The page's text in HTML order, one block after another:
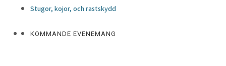
Stugor, kojor, och rastskydd
KOMMANDE EVENEMANG